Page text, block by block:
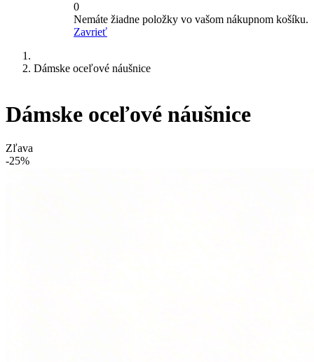
0
Nemáte žiadne položky vo vašom nákupnom košíku.
Zavrieť
Dámske oceľové náušnice
Dámske oceľové náušnice
Zľava
-25%